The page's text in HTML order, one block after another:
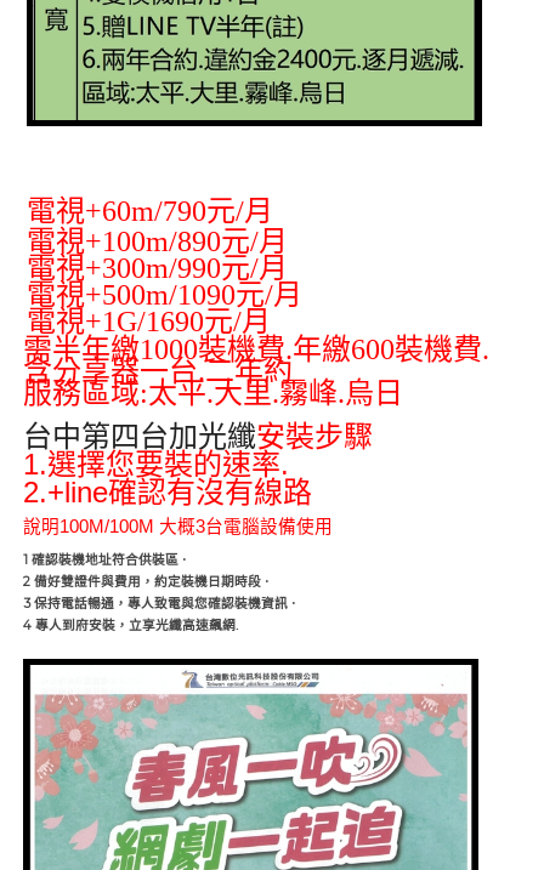
電視+60m/790元/月
電視+100m/890元/月
電視+300m/990元/月
電視+500m/1090元/月
電視+1G/1690元/月
需半年繳1000裝機費.年繳600裝機費.
含分享器一台.二年約
服務區域:太平.大里.霧峰.烏日
台中第四台加光纖安裝步驟
1.選擇您要裝的速率.
2.+line確認有沒有線路
說明100M/100M 大概3台電腦設備使用
1 確認裝機地址符合供裝區 ·
2 備好雙證件與費用，約定裝機日期時段 ·
3保持電話暢通，專人致電與您確認裝機資訊 ·
4 專人到府安裝，立享光纖高速飆網.